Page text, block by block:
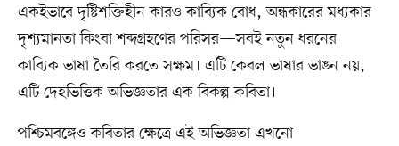
একইভাবে দৃষ্টিশক্তিহীন কারও কাব্যিক বোধ, অন্ধকারের মধ্যকার
দৃশ্যমানতা কিংবা শব্দগ্রহণের পরিসর—সবই নতুন ধরনের
কাব্যিক ভাষা তৈরি করতে সক্ষম। এটি কেবল ভাষার ভাঙন নয়,
এটি দেহভিত্তিক অভিজ্ঞতার এক বিকল্প কবিতা।
পশ্চিমবঙ্গেও কবিতার ক্ষেত্রে এই অভিজ্ঞতা এখনো